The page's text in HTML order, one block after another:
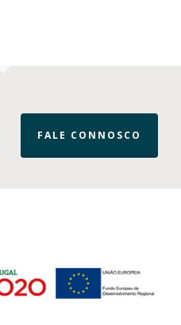
FALE CONNOSCO